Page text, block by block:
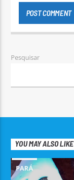
Pesquisar
YOU MAY ALSO LIKE
PARÁ